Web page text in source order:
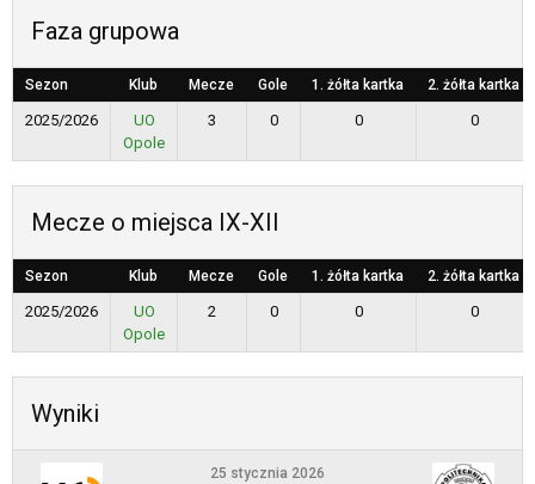
Faza grupowa
Sezon Klub Mecze Gole 1. żółta kartka 2. żółta kartka
2025/2026
UO
Opole
3 0 0 0
Mecze o miejsca IX-XII
Sezon Klub Mecze Gole 1. żółta kartka 2. żółta kartka
2025/2026
UO
Opole
2 0 0 0
Wyniki
25 stycznia 2026